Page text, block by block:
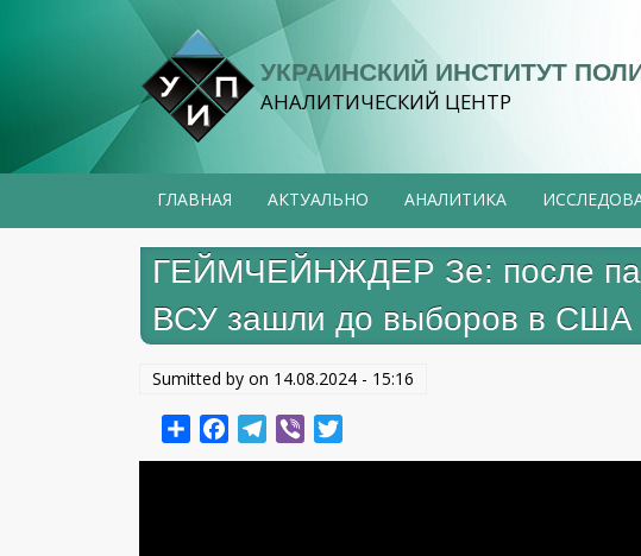
УКРАИНСКИЙ ИНСТИТУТ
АНАЛИТИЧЕСКИЙ ЦЕНТР
ГЛАВНАЯ АКТУАЛЬНО АНАЛИТИКА
ГЕЙМЧЕЙНЖДЕР Зе: после
ВСУ зашли до выборов в США
Sumitted by on 14.08.2024 - 15:16
ShareFacebookTelegram
Viber